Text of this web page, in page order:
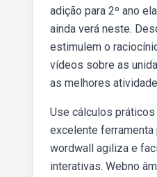
adição para 2º ano
ainda verá neste.
estimulem o
vídeos sobre as
as melhores
Use cálculos
excelente ferramenta
wordwall agiliza e
interativas. Webno